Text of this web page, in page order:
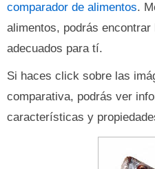
comparador de alimentos.
alimentos, podrás
adecuados para tí.
Si haces click sobre las
comparativa, podrás ver
características y